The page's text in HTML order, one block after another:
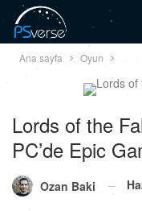
Ana sayfa Oyun
Lords of the
PC’de Epic
Ozan Baki